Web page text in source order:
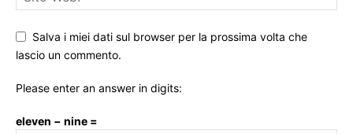
Salva i miei dati sul browser per la prossima volta che
lascio un commento.
Please enter an answer in digits:
eleven − nine =